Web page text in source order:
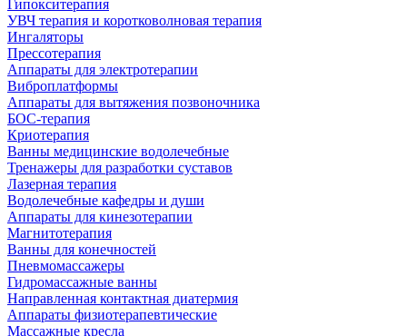
Гипокситерапия
УВЧ терапия и коротковолновая терапия
Ингаляторы
Прессотерапия
Аппараты для электротерапии
Виброплатформы
Аппараты для вытяжения позвоночника
БОС-терапия
Криотерапия
Ванны медицинские водолечебные
Тренажеры для разработки суставов
Лазерная терапия
Водолечебные кафедры и души
Аппараты для кинезотерапии
Магнитотерапия
Ванны для конечностей
Пневмомассажеры
Гидромассажные ванны
Направленная контактная диатермия
Аппараты физиотерапевтические
Массажные кресла